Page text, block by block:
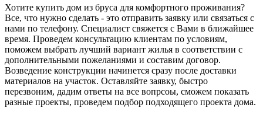
Хотите купить дом из бруса для комфортного проживания?
Все, что нужно сделать - это отправить заявку или связаться с
нами по телефону. Специалист свяжется с Вами в ближайшее
время. Проведем консультацию клиентам по условиям,
поможем выбрать лучший вариант жилья в соответствии с
дополнительными пожеланиями и составим договор.
Возведение конструкции начинется сразу после доставки
материалов на участок. Оставляйте заявку, быстро
перезвоним, дадим ответы на все вопрсоы, сможем показать
разные проекты, проведем подбор подходящего проекта дома.